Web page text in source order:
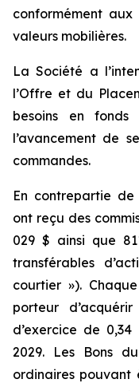
conformément aux
valeurs mobilières.
La Société a
l’Offre et du
besoins en
l’avancement de
commandes.
En contrepartie de
ont reçu des
029 $ ainsi que
transférables
courtier »).
porteur
d’exercice de
2029. Les Bons
ordinaires pouvant